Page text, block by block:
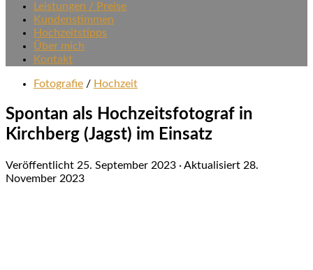
Leistungen / Preise
Kundenstimmen
Hochzeitstipps
Über mich
Kontakt
Fotografie / Hochzeit
Spontan als Hochzeitsfotograf in
Kirchberg (Jagst) im Einsatz
Veröffentlicht 25. September 2023 · Aktualisiert 28.
November 2023